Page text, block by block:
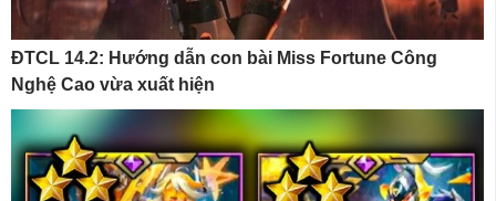
ĐTCL 14.2: Hướng dẫn con bài Miss Fortune Công
Nghệ Cao vừa xuất hiện